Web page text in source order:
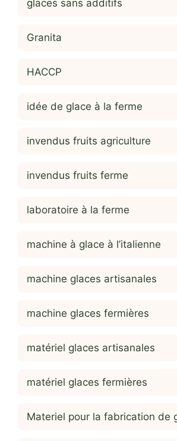
glaces sans additifs
Granita
HACCP
idée de glace à la ferme
invendus fruits agriculture
invendus fruits ferme
laboratoire à la ferme
machine à glace à l’italienne
machine glaces artisanales
machine glaces fermières
matériel glaces artisanales
matériel glaces fermières
Materiel pour la fabrication de